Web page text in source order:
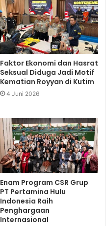
Faktor Ekonomi dan Hasrat
Seksual Diduga Jadi Motif
Kematian Royyan di Kutim
4 Juni 2026
Enam Program CSR Grup
PT Pertamina Hulu
Indonesia Raih
Penghargaan
Internasional